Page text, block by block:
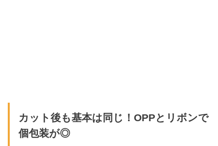
カット後も基本は同じ！OPPとリボンで
個包装が◎